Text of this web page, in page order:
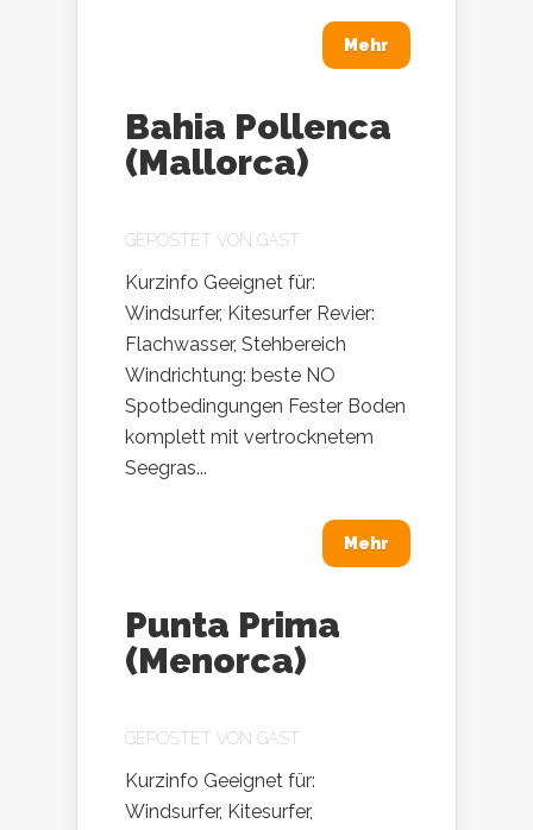
Mehr
Bahia Pollenca
(Mallorca)
GEPOSTET VON GAST
Kurzinfo Geeignet für:
Windsurfer, Kitesurfer Revier:
Flachwasser, Stehbereich
Windrichtung: beste NO
Spotbedingungen Fester Boden
komplett mit vertrocknetem
Seegras...
Mehr
Punta Prima
(Menorca)
GEPOSTET VON GAST
Kurzinfo Geeignet für:
Windsurfer, Kitesurfer,